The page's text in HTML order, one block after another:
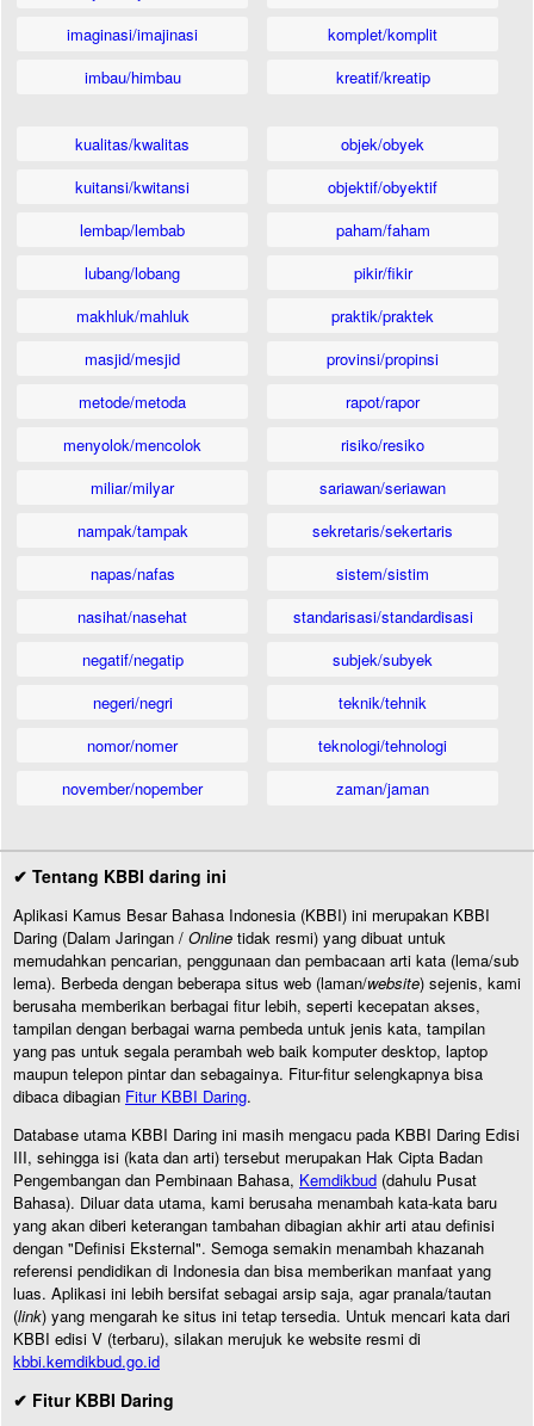
imaginasi/imajinasi
imbau/himbau
komplet/komplit
kreatif/kreatip
kualitas/kwalitas
kuitansi/kwitansi
lembap/lembab
lubang/lobang
makhluk/mahluk
masjid/mesjid
metode/metoda
menyolok/mencolok
miliar/milyar
nampak/tampak
napas/nafas
nasihat/nasehat
negatif/negatip
negeri/negri
nomor/nomer
november/nopember
objek/obyek
objektif/obyektif
paham/faham
pikir/fikir
praktik/praktek
provinsi/propinsi
rapot/rapor
risiko/resiko
sariawan/seriawan
sekretaris/sekertaris
sistem/sistim
standarisasi/standardisasi
subjek/subyek
teknik/tehnik
teknologi/tehnologi
zaman/jaman
✔ Tentang KBBI daring ini
Aplikasi Kamus Besar Bahasa Indonesia (KBBI) ini merupakan KBBI
Daring (Dalam Jaringan / Online tidak resmi) yang dibuat untuk
memudahkan pencarian, penggunaan dan pembacaan arti kata (lema/sub
lema). Berbeda dengan beberapa situs web (laman/website) sejenis, kami
berusaha memberikan berbagai fitur lebih, seperti kecepatan akses,
tampilan dengan berbagai warna pembeda untuk jenis kata, tampilan
yang pas untuk segala perambah web baik komputer desktop, laptop
maupun telepon pintar dan sebagainya. Fitur-fitur selengkapnya bisa
dibaca dibagian Fitur KBBI Daring.
Database utama KBBI Daring ini masih mengacu pada KBBI Daring Edisi
III, sehingga isi (kata dan arti) tersebut merupakan Hak Cipta Badan
Pengembangan dan Pembinaan Bahasa, Kemdikbud (dahulu Pusat
Bahasa). Diluar data utama, kami berusaha menambah kata-kata baru
yang akan diberi keterangan tambahan dibagian akhir arti atau definisi
dengan "Definisi Eksternal". Semoga semakin menambah khazanah
referensi pendidikan di Indonesia dan bisa memberikan manfaat yang
luas. Aplikasi ini lebih bersifat sebagai arsip saja, agar pranala/tautan
(link) yang mengarah ke situs ini tetap tersedia. Untuk mencari kata dari
KBBI edisi V (terbaru), silakan merujuk ke website resmi di
kbbi.kemdikbud.go.id
✔ Fitur KBBI Daring